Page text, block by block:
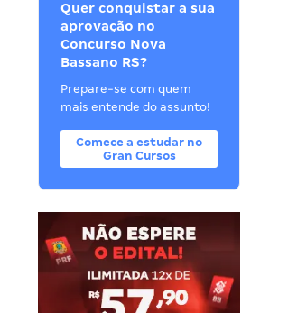
Quer conquistar a sua
aprovação no
Concurso Nova
Bassano RS?
Prepare-se com quem
mais entende do assunto!
Comece a estudar no
Gran Cursos